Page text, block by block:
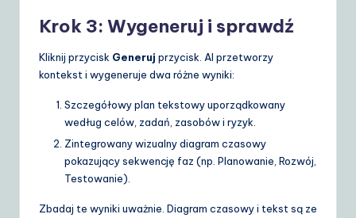
Krok 3: Wygeneruj i sprawdź
Kliknij przycisk Generuj przycisk. AI przetworzy
kontekst i wygeneruje dwa różne wyniki:
Szczegółowy plan tekstowy uporządkowany
według celów, zadań, zasobów i ryzyk.
Zintegrowany wizualny diagram czasowy
pokazujący sekwencję faz (np. Planowanie, Rozwój,
Testowanie).
Zbadaj te wyniki uważnie. Diagram czasowy i tekst są ze